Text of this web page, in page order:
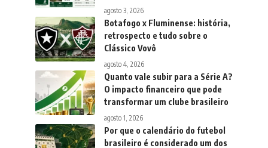
agosto 3, 2026
Botafogo x Fluminense: história,
retrospecto e tudo sobre o
Clássico Vovô
agosto 4, 2026
Quanto vale subir para a Série A?
O impacto financeiro que pode
transformar um clube brasileiro
agosto 1, 2026
Por que o calendário do futebol
brasileiro é considerado um dos